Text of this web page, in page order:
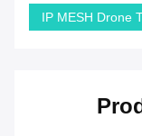
IP MESH Drone